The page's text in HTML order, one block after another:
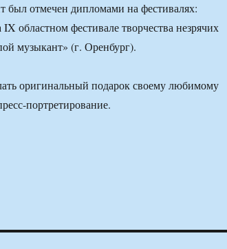
был отмечен дипломами на фестивалях:
областном фестивале творчества незрячих
музыкант» (г. Оренбург).
оригинальный подарок своему любимому
портретирование.